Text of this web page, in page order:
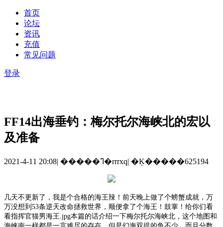
首页
论坛
资讯
充值
常见问题
登录
FF14出海垂钓：梅尔托尔海峡北的宏以
及准备
2021-4-11 20:08| �����ߣ�rrrxq| �Ķ�����625194
几天不更新了，我是个合格的海王辣！前天晚上做了个螃蟹成就，万
万没想到 53条逆天改命拯救世界，顺便拿了个海王！鼓掌！给你们看
看指挥官猫男海王.jpg本篇的话介绍一下梅尔托尔海峡北，这个地图和